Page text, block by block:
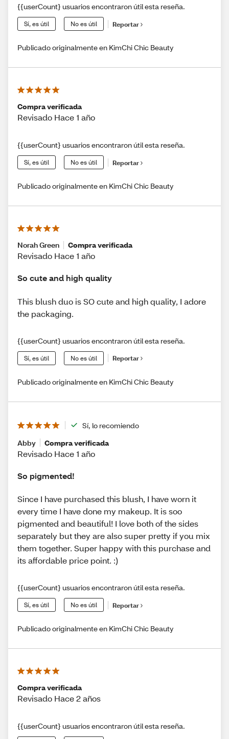
{{userCount} usuarios encontraron útil esta reseña.
Sí, es útil No es útil Reportar
Publicado originalmente en KimChi Chic Beauty
Compra verificada
Revisado Hace 1 año
{{userCount} usuarios encontraron útil esta reseña.
Sí, es útil No es útil Reportar
Publicado originalmente en KimChi Chic Beauty
Norah Green Compra verificada
Revisado Hace 1 año
So cute and high quality
This blush duo is SO cute and high quality, I adore
the packaging.
{{userCount} usuarios encontraron útil esta reseña.
Sí, es útil No es útil Reportar
Publicado originalmente en KimChi Chic Beauty
Sí, lo recomiendo
Abby
Compra verificada
Revisado Hace 1 año
So pigmented!
Since I have purchased this blush, I have worn it
every time I have done my makeup. It is soo
pigmented and beautiful! I love both of the sides
separately but they are also super pretty if you mix
them together. Super happy with this purchase and
its affordable price point. :)
{{userCount} usuarios encontraron útil esta reseña.
Sí, es útil No es útil Reportar
Publicado originalmente en KimChi Chic Beauty
Compra verificada
Revisado Hace 2 años
{{userCount} usuarios encontraron útil esta reseña.